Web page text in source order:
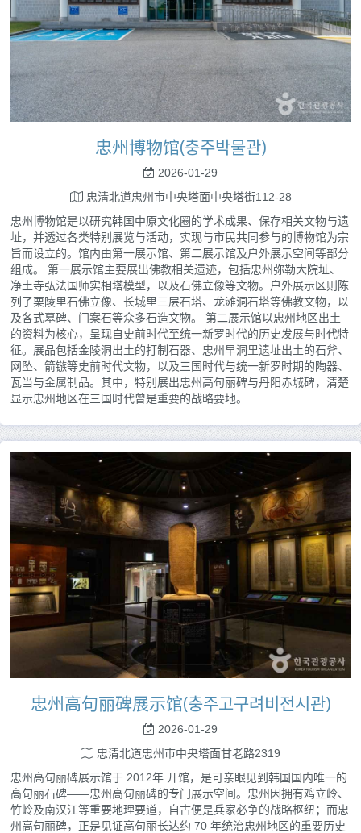
忠州博物馆(충주박물관)
2026-01-29
忠淸北道忠州市中央塔面中央塔街112-28
忠州博物馆是以研究韩国中原文化圈的学术成果、保存相关文物与遗
址，并透过各类特别展览与活动，实现与市民共同参与的博物馆为宗
旨而设立的。馆内由第一展示馆、第二展示馆及户外展示空间等部分
组成。 第一展示馆主要展出佛教相关遗迹，包括忠州弥勒大院址、
净土寺弘法国师实相塔模型，以及石佛立像等文物。户外展示区则陈
列了栗陵里石佛立像、长城里三层石塔、龙滩洞石塔等佛教文物，以
及各式墓碑、门案石等众多石造文物。 第二展示馆以忠州地区出土
的资料为核心，呈现自史前时代至统一新罗时代的历史发展与时代特
征。展品包括金陵洞出土的打制石器、忠州早洞里遗址出土的石斧、
网坠、箭镞等史前时代文物，以及三国时代与统一新罗时期的陶器、
瓦当与金属制品。其中，特别展出忠州高句丽碑与丹阳赤城碑，清楚
显示忠州地区在三国时代曾是重要的战略要地。
忠州高句丽碑展示馆(충주고구려비전시관)
2026-01-29
忠清北道忠州市中央塔面甘老路2319
忠州高句丽碑展示馆于 2012年 开馆，是可亲眼见到韩国国内唯一的
高句丽石碑——忠州高句丽碑的专门展示空间。忠州因拥有鸡立岭、
竹岭及南汉江等重要地理要道，自古便是兵家必争的战略枢纽；而忠
州高句丽碑，正是见证高句丽长达约 70 年统治忠州地区的重要历史